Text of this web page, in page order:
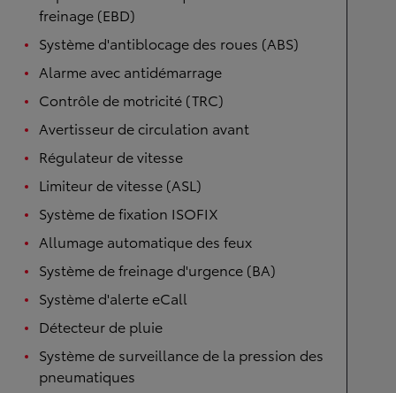
freinage (EBD)
Système d'antiblocage des roues (ABS)
Alarme avec antidémarrage
Contrôle de motricité (TRC)
Avertisseur de circulation avant
Régulateur de vitesse
Limiteur de vitesse (ASL)
Système de fixation ISOFIX
Allumage automatique des feux
Système de freinage d'urgence (BA)
Système d'alerte eCall
Détecteur de pluie
Système de surveillance de la pression des
pneumatiques